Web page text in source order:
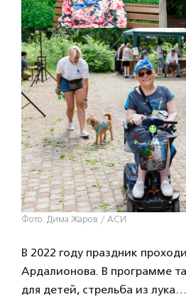
Фото: Дима Жаров / АСИ
В 2022 году праздник
Ардалионова. В программе
для детей, стрельба из лука…